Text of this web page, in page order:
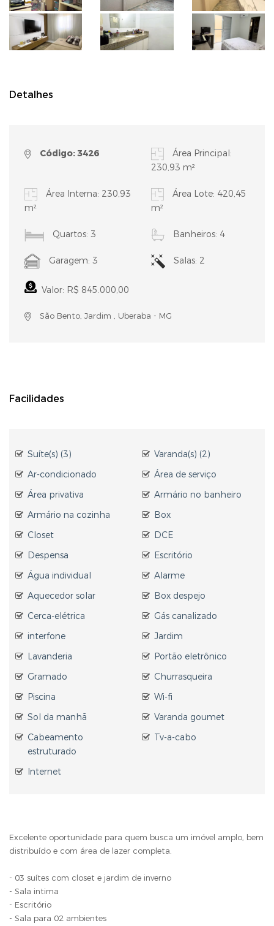
Detalhes
Código: 3426
Área Principal:
230,93 m²
Área Interna: 230,93
m²
Área Lote: 420,45
m²
Quartos: 3 Banheiros: 4
Garagem: 3 Salas: 2
Valor: R$ 845.000,00
São Bento, Jardim , Uberaba - MG
Facilidades
Suíte(s) (3)
Varanda(s) (2)
Ar-condicionado
Área de serviço
Área privativa
Armário no banheiro
Armário na cozinha
Box
Closet
DCE
Despensa
Escritório
Água individual
Alarme
Aquecedor solar
Box despejo
Cerca-elétrica
Gás canalizado
interfone
Jardim
Lavanderia
Portão eletrônico
Gramado
Churrasqueira
Piscina
Wi-fi
Sol da manhã
Varanda goumet
Cabeamento
estruturado
Tv-a-cabo
Internet
Excelente oportunidade para quem busca um imóvel amplo, bem
distribuído e com área de lazer completa.
- 03 suítes com closet e jardim de inverno
- Sala intima
- Escritório
- Sala para 02 ambientes